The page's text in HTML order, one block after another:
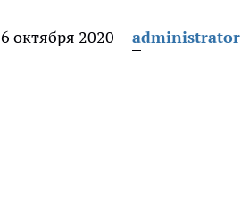
6 октября 2020 administrator